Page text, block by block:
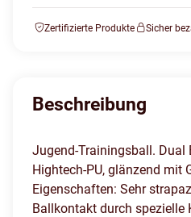
Zertifizierte Produkte Sicher
Beschreibung
Jugend-Trainingsball. Dual
Hightech-PU, glänzend mit
Eigenschaften: Sehr
Ballkontakt durch spezielle